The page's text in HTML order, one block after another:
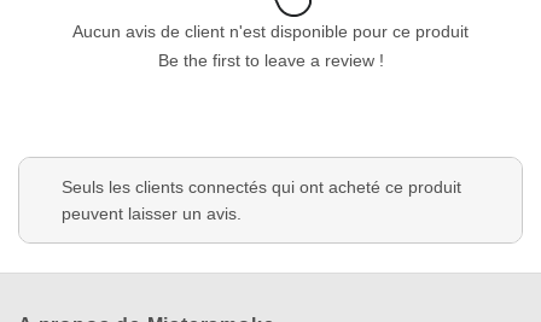
Aucun avis de client n'est disponible pour ce produit
Be the first to leave a review !
Seuls les clients connectés qui ont acheté ce produit
peuvent laisser un avis.